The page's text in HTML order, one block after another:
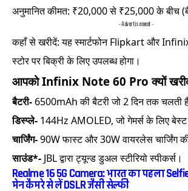
अनुमानित कीमत: ₹20,000 से ₹25,000 के बीच
- Advertisement -
कहाँ से खरीदें: यह स्मार्टफोन Flipkart और
स्टोर पर बिक्री के लिए उपलब्ध होगा।
आपको Infinix Note 60 Pro क्यों
बैटरी- 6500mAh की बैटरी जो 2 दिन तक चलती
डिस्प्ले- 144Hz AMOLED, जो गेमर्स के लिए
चार्जिंग-90W फास्ट और 30W वायरलेस चार्जिंग
साउंड*- JBL द्वारा ट्यून्ड डुअल स्टीरियो स्पीकर्स।
Realme 16 5G Camera: भारत का पहला
मेन कैमरे से लें DSLR जैसी सेल्फी